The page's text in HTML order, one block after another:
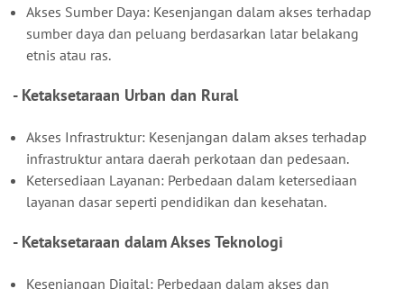
Akses Sumber Daya: Kesenjangan dalam akses terhadap
sumber daya dan peluang berdasarkan latar belakang
etnis atau ras.
- Ketaksetaraan Urban dan Rural
Akses Infrastruktur: Kesenjangan dalam akses terhadap
infrastruktur antara daerah perkotaan dan pedesaan.
Ketersediaan Layanan: Perbedaan dalam ketersediaan
layanan dasar seperti pendidikan dan kesehatan.
- Ketaksetaraan dalam Akses Teknologi
Kesenjangan Digital: Perbedaan dalam akses dan